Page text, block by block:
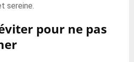
sereine.
pour ne pas